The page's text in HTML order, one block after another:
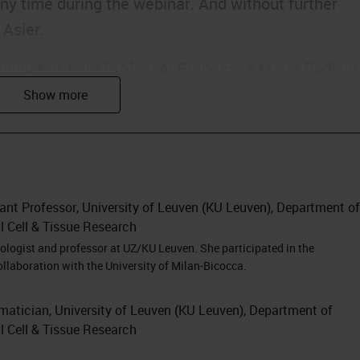
Through MILAN
from the University of Leuven.
of our research in the melanoma field using
first introduce you to the field of tissue
about the single-cell analysis in science. Then
challenges when selecting a multiplexing
we are going to talk about our last paper,
Professor, University of Leuven (KU Leuven), Department of
& Tissue Research
and professor at UZ/KU Leuven. She participated in the
with the University of Milan-Bicocca.
University of Leuven (KU Leuven), Department of
& Tissue Research